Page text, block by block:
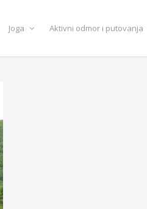
Joga Aktivni odmor i putovanja